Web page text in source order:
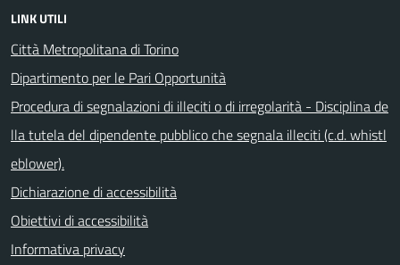
LINK UTILI
Città Metropolitana di Torino
Dipartimento per le Pari Opportunità
Procedura di segnalazioni di illeciti o di irregolarità - Disciplina de
lla tutela del dipendente pubblico che segnala illeciti (c.d. whistl
eblower).
Dichiarazione di accessibilità
Obiettivi di accessibilità
Informativa privacy